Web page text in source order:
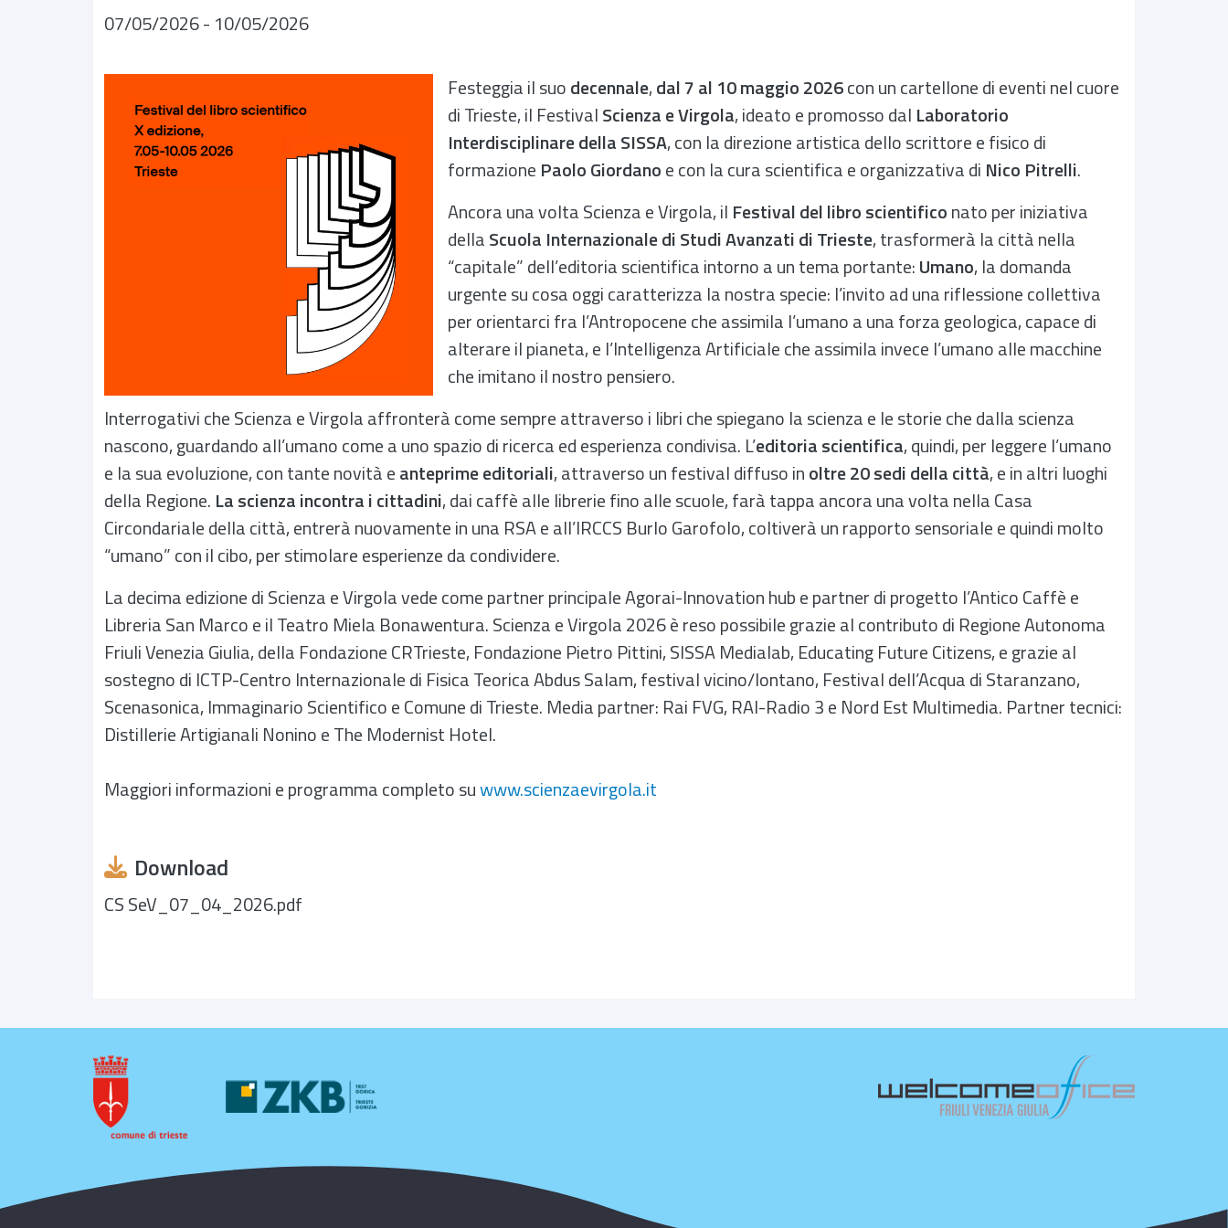
07/05/2026- 10/05/2026
Festeggia il suodecennale,dal 7 al 10 maggio 2026con un cartellone di eventi nel cuore
di Trieste, il FestivalScienza e Virgola, ideato e promosso dal Laboratorio
Interdisciplinare della SISSA, con la direzione artistica dello scrittore e fisico di
formazione Paolo Giordanoe con la cura scientifica e organizzativa di Nico Pitrelli.
Ancora una volta Scienza e Virgola, il Festival del libro scientificonato per iniziativa
dellaScuola Internazionale di Studi Avanzati di Trieste, trasformerà la città nella
“capitale” dell’editoria scientifica intorno a un tema portante:Umano, la domanda
urgente su cosa oggi caratterizza la nostra specie: l’invito ad una riflessione collettiva
per orientarci fra l’Antropocene che assimila l’umano a una forza geologica, capace di
alterare il pianeta, e l’Intelligenza Artificiale che assimila invece l’umano alle macchine
che imitano il nostro pensiero.
Interrogativi che Scienza e Virgola affronterà come sempre attraverso i libri che spiegano la scienza e le storie che dalla scienza
nascono, guardando all’umano come a uno spazio di ricerca ed esperienza condivisa. L’editoria scientifica, quindi, per leggere l’umano
e la sua evoluzione, con tante novità eanteprime editoriali, attraverso un festival diffuso inoltre 20 sedi della città, e in altri luoghi
della Regione. La scienza incontra i cittadini, dai caffè alle librerie fino alle scuole, farà tappa ancora una volta nella Casa
Circondariale della città, entrerà nuovamente in una RSA e all’IRCCS Burlo Garofolo, coltiverà un rapporto sensoriale e quindi molto
“umano” con il cibo, per stimolare esperienze da condividere.
La decima edizione di Scienza e Virgola vede come partner principale Agorai-Innovation hub e partner di progetto l’Antico Caffè e
Libreria San Marco e il Teatro Miela Bonawentura. Scienza e Virgola 2026 è reso possibile grazie al contributo di Regione Autonoma
Friuli Venezia Giulia, della Fondazione CRTrieste, Fondazione Pietro Pittini, SISSA Medialab, Educating Future Citizens, e grazie al
sostegno di ICTP-Centro Internazionale di Fisica Teorica Abdus Salam, festival vicino/lontano, Festival dell’Acqua di Staranzano,
Scenasonica, Immaginario Scientifico e Comune di Trieste. Media partner: Rai FVG, RAI-Radio 3 e Nord Est Multimedia. Partner tecnici:
Distillerie Artigianali Nonino e The Modernist Hotel.
Maggiori informazioni e programma completo suwww.scienzaevirgola.it
Download
CS SeV_07_04_2026.pdf